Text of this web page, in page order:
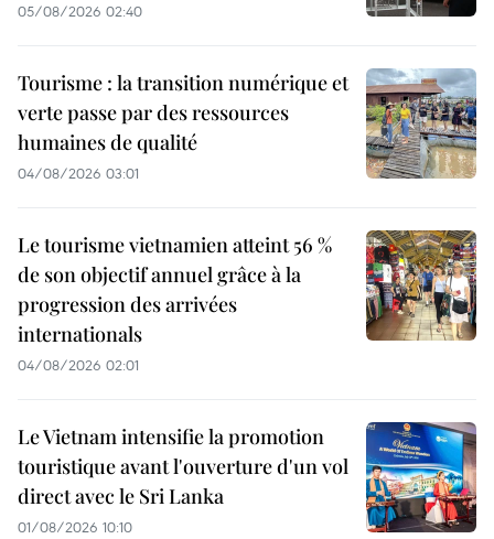
05/08/2026 02:40
Tourisme : la transition numérique et
verte passe par des ressources
humaines de qualité
04/08/2026 03:01
Le tourisme vietnamien atteint 56 %
de son objectif annuel grâce à la
progression des arrivées
internationals
04/08/2026 02:01
Le Vietnam intensifie la promotion
touristique avant l'ouverture d'un vol
direct avec le Sri Lanka
01/08/2026 10:10